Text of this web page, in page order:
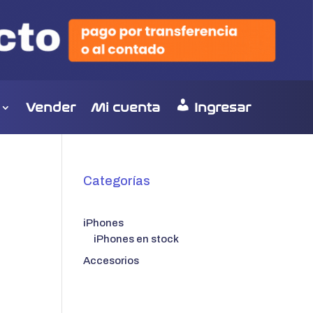
Vender Mi cuenta Ingresar
Categorías
iPhones
iPhones en stock
Accesorios